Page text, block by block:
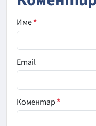
Име*
Email
Коментар*